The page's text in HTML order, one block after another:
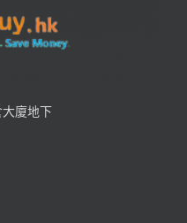
大廈地下